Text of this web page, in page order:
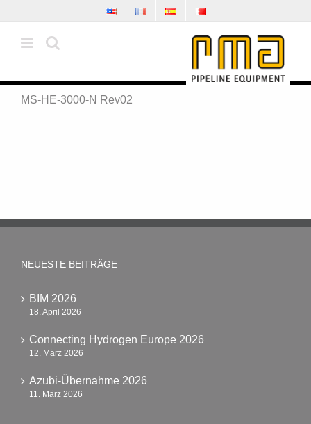
Inhalt
springen
MS-HE-3000-N Rev02
NEUESTE BEITRÄGE
BIM 2026
18. April 2026
Connecting Hydrogen Europe 2026
12. März 2026
Azubi-Übernahme 2026
11. März 2026